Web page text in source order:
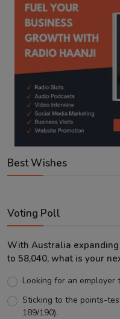
Best Wishes
Voting Poll
With Australia
to 58,040, what is your
Looking for an employer
Sticking to the points-
189/190).